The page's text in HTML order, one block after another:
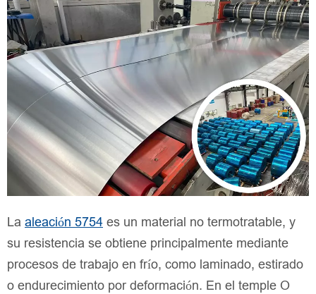
La aleación 5754 es un material no termotratable, y
su resistencia se obtiene principalmente mediante
procesos de trabajo en frío, como laminado, estirado
o endurecimiento por deformación. En el temple O